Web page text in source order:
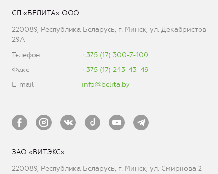
СП «БЕЛИТА» ООО
220089, Республика Беларусь, г. Минск, ул. Декабристов
29А
Телефон
+375 (17) 300-7-100
Факс
+375 (17) 243-43-49
E-mail
info@belita.by
ЗАО «ВИТЭКС»
220089, Республика Беларусь, г. Минск, ул. Смирнова 2